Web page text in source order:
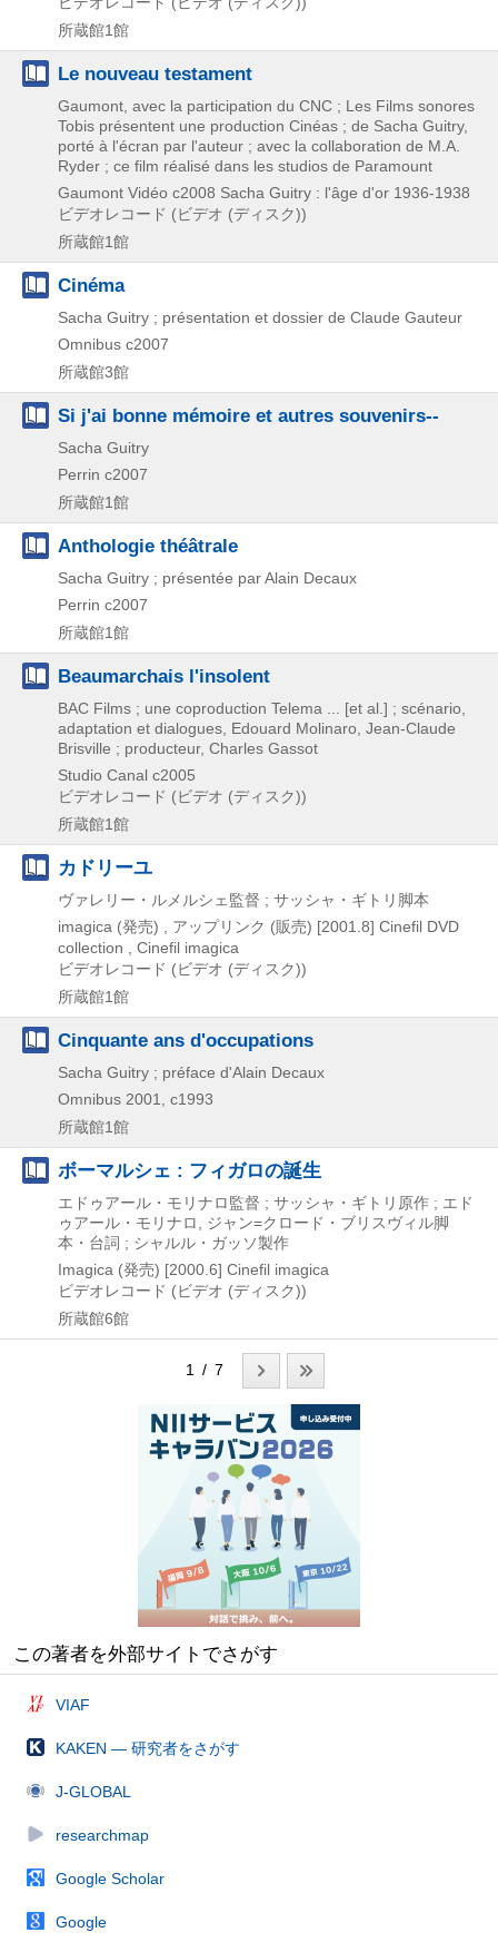
所蔵館1館
Le nouveau testament
Gaumont, avec la participation du CNC ; Les Films sonores
Tobis présentent une production Cinéas ; de Sacha Guitry,
porté à l'écran par l'auteur ; avec la collaboration de M.A.
Ryder ; ce film réalisé dans les studios de Paramount
Gaumont Vidéo c2008 Sacha Guitry : l'âge d'or 1936-1938
ビデオレコード (ビデオ (ディスク))
所蔵館1館
Cinéma
Sacha Guitry ; présentation et dossier de Claude Gauteur
Omnibus c2007
所蔵館3館
Si j'ai bonne mémoire et autres souvenirs--
Sacha Guitry
Perrin c2007
所蔵館1館
Anthologie théâtrale
Sacha Guitry ; présentée par Alain Decaux
Perrin c2007
所蔵館1館
Beaumarchais l'insolent
BAC Films ; une coproduction Telema ... [et al.] ; scénario,
adaptation et dialogues, Edouard Molinaro, Jean-Claude
Brisville ; producteur, Charles Gassot
Studio Canal c2005
ビデオレコード (ビデオ (ディスク))
所蔵館1館
カドリーユ
ヴァレリー・ルメルシェ監督 ; サッシャ・ギトリ脚本
imagica (発売) , アップリンク (販売) [2001.8] Cinefil DVD
collection , Cinefil imagica
ビデオレコード (ビデオ (ディスク))
所蔵館1館
Cinquante ans d'occupations
Sacha Guitry ; préface d'Alain Decaux
Omnibus 2001, c1993
所蔵館1館
ボーマルシェ : フィガロの誕生
エドゥアール・モリナロ監督 ; サッシャ・ギトリ原作 ; エド
ゥアール・モリナロ, ジャン=クロード・ブリスヴィル脚
本・台詞 ; シャルル・ガッソ製作
Imagica (発売) [2000.6] Cinefil imagica
ビデオレコード (ビデオ (ディスク))
所蔵館6館
1 / 7
この著者を外部サイトでさがす
VIAF
KAKEN — 研究者をさがす
J-GLOBAL
researchmap
Google Scholar
Google